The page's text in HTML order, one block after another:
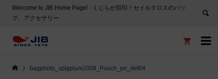
Welcome to JIB Home Page! ‐ くじらが目印！セイルクロスのバッ
グ、アクセサリー


bagphoto_splgplum2009_Pouch_po_det04